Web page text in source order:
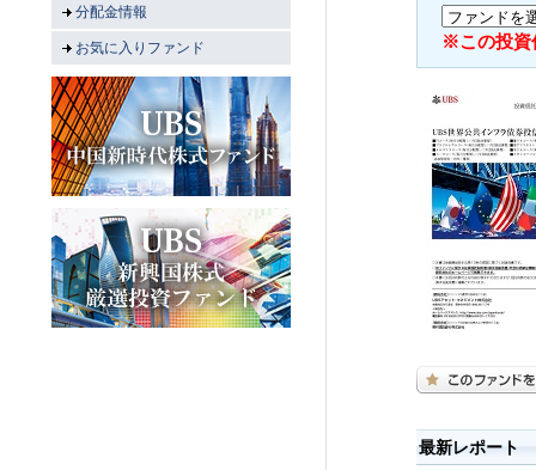
※この投資
最新レポート
分配金情報
お気に入りファンド